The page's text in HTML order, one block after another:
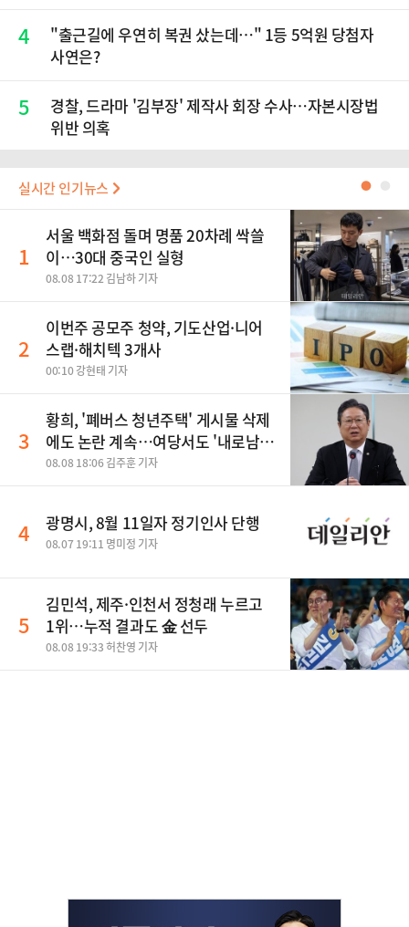
4
"출근길에 우연히 복권 샀는데…" 1등 5억원 당첨자
사연은?
5
경찰, 드라마 '김부장' 제작사 회장 수사…자본시장법
위반 의혹
실시간 인기뉴스 ●
1
서울 백화점 돌며 명품 20차례 싹쓸
이…30대 중국인 실형
08.08 17:22 김남하 기자
2
이번주 공모주 청약, 기도산업·니어
스랩·해치텍 3개사
00:10 강현태 기자
3
황희, '폐버스 청년주택' 게시물 삭제
에도 논란 계속…여당서도 '내로남
불' 비판
08.08 18:06 김주훈 기자
4 광명시, 8월 11일자 정기인사 단행
08.07 19:11 명미정 기자
5
김민석, 제주·인천서 정청래 누르고
1위…누적 결과도 金 선두
08.08 19:33 허찬영 기자